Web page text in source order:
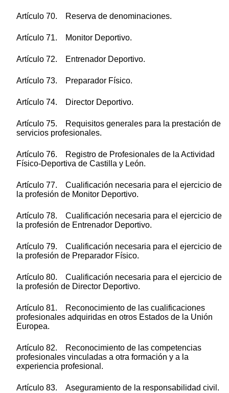
Artículo 70. Reserva de denominaciones.
Artículo 71. Monitor Deportivo.
Artículo 72. Entrenador Deportivo.
Artículo 73. Preparador Físico.
Artículo 74. Director Deportivo.
Artículo 75. Requisitos generales para la prestación de
servicios profesionales.
Artículo 76. Registro de Profesionales de la Actividad
Físico-Deportiva de Castilla y León.
Artículo 77. Cualificación necesaria para el ejercicio de
la profesión de Monitor Deportivo.
Artículo 78. Cualificación necesaria para el ejercicio de
la profesión de Entrenador Deportivo.
Artículo 79. Cualificación necesaria para el ejercicio de
la profesión de Preparador Físico.
Artículo 80. Cualificación necesaria para el ejercicio de
la profesión de Director Deportivo.
Artículo 81. Reconocimiento de las cualificaciones
profesionales adquiridas en otros Estados de la Unión
Europea.
Artículo 82. Reconocimiento de las competencias
profesionales vinculadas a otra formación y a la
experiencia profesional.
Artículo 83. Aseguramiento de la responsabilidad civil.